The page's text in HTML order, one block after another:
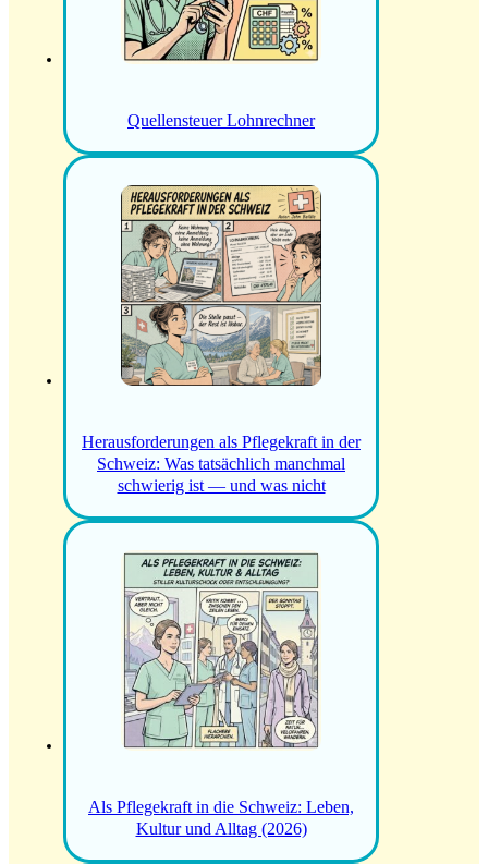
Quellensteuer Lohnrechner
Herausforderungen als Pflegekraft in der
Schweiz: Was tatsächlich manchmal
schwierig ist — und was nicht
Als Pflegekraft in die Schweiz: Leben,
Kultur und Alltag (2026)